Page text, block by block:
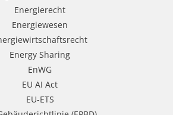
Energierecht
Energiewesen
Energy Sharing
EnWG
EU AI Act
EU-ETS